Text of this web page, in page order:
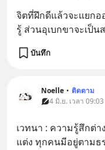
จิตที่ฝึกดีแล้วจะแยก
รู้ ส่วนอุเบกขาจะเป็น
บันทึก
Noelle • ติดตาม
4 มิ.ย. เวลา
เวทนา : ความรู้สึกต่
แต่ง ทุกคนมีอยู่ตามธ